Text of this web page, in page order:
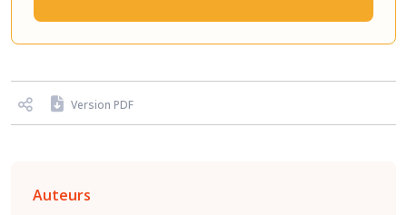
Version PDF
Auteurs